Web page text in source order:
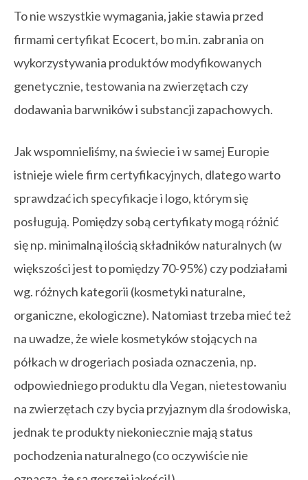
To nie wszystkie wymagania, jakie stawia przed
firmami certyfikat Ecocert, bo m.in. zabrania on
wykorzystywania produktów modyfikowanych
genetycznie, testowania na zwierzętach czy
dodawania barwników i substancji zapachowych.
Jak wspomnieliśmy, na świecie i w samej Europie
istnieje wiele firm certyfikacyjnych, dlatego warto
sprawdzać ich specyfikacje i logo, którym się
posługują. Pomiędzy sobą certyfikaty mogą różnić
się np. minimalną ilością składników naturalnych (w
większości jest to pomiędzy 70-95%) czy podziałami
wg. różnych kategorii (kosmetyki naturalne,
organiczne, ekologiczne). Natomiast trzeba mieć też
na uwadze, że wiele kosmetyków stojących na
półkach w drogeriach posiada oznaczenia, np.
odpowiedniego produktu dla Vegan, nietestowaniu
na zwierzętach czy bycia przyjaznym dla środowiska,
jednak te produkty niekoniecznie mają status
pochodzenia naturalnego (co oczywiście nie